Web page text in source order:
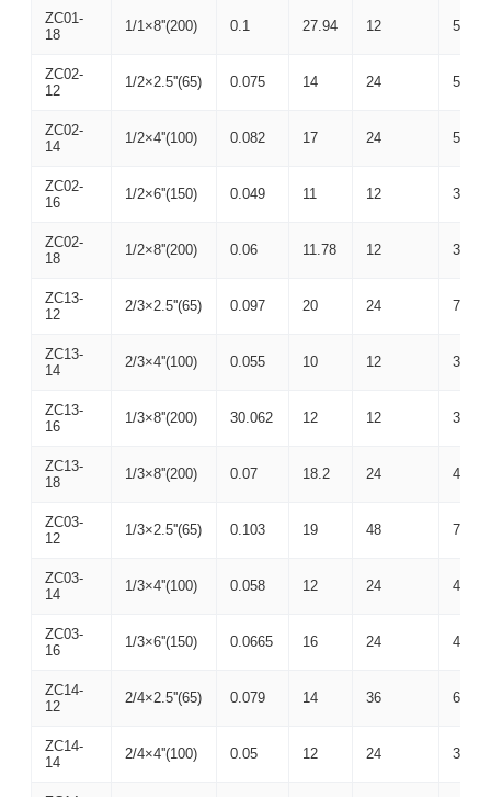
ZC01-
18
1/1×8''(200) 0.1 27.94 12
ZC02-
12
1/2×2.5''(65) 0.075 14 24
ZC02-
14
1/2×4''(100) 0.082 17 24
ZC02-
16
1/2×6''(150) 0.049 11 12
ZC02-
18
1/2×8''(200) 0.06 11.78 12
ZC13-
12
2/3×2.5''(65) 0.097 20 24
ZC13-
14
2/3×4''(100) 0.055 10 12
ZC13-
16
1/3×8''(200) 30.062 12 12
ZC13-
18
1/3×8''(200) 0.07 18.2 24
ZC03-
12
1/3×2.5''(65) 0.103 19 48
ZC03-
14
1/3×4''(100) 0.058 12 24
ZC03-
16
1/3×6''(150) 0.0665 16 24
ZC14-
12
2/4×2.5''(65) 0.079 14 36
ZC14-
14
2/4×4''(100) 0.05 12 24